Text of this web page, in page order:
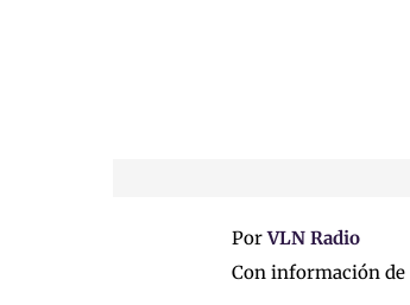
PorVLN Radio
Con información de